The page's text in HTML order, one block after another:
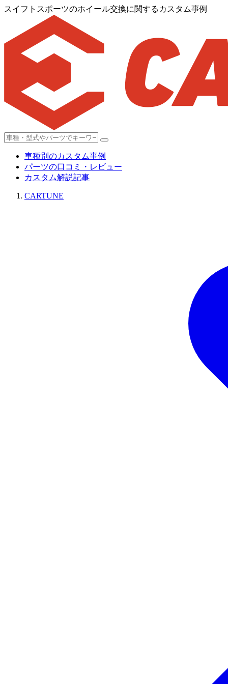
スイフトスポーツのホイール交換に関するカスタム事例
車種別のカスタム事例
パーツの口コミ・レビュー
カスタム解説記事
CARTUNE